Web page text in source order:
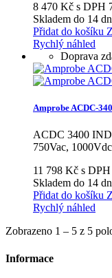
8 470 Kč s DPH
Skladem do 14
Přidat do košíku
Rychlý náhled
Doprava
Amprobe ACDC-
ACDC 3400
750Vac,
11 798 Kč s DPH
Skladem do 14
Přidat do košíku
Rychlý náhled
Zobrazeno 1 – 5 z 5
Informace